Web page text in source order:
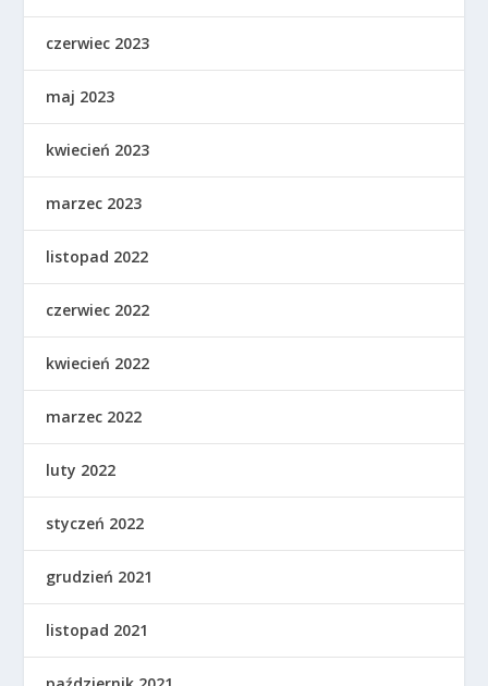
czerwiec 2023
maj 2023
kwiecień 2023
marzec 2023
listopad 2022
czerwiec 2022
kwiecień 2022
marzec 2022
luty 2022
styczeń 2022
grudzień 2021
listopad 2021